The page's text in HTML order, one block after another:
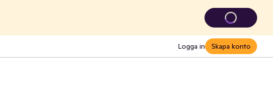
Logga in Skapa konto